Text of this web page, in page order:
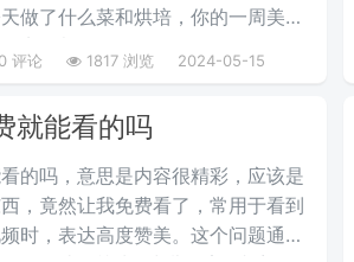
做了什么菜和烘培，你的一周美食
评论 1817 浏览 2024-05-15
就能看的吗
的吗，意思是内容很精彩，应该是
，竟然让我免费看了，常用于看到
时，表达高度赞美。这个问题通常